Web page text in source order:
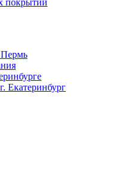
покрытий
Екатеринбург